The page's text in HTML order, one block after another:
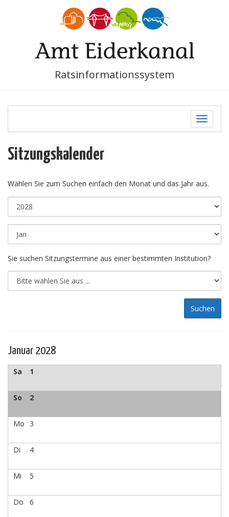
Ratsinformationssystem
Toggle
Sitzungskalender
Wählen Sie zum Suchen einfach den Monat und das Jahr aus.
Sie suchen Sitzungstermine aus einer bestimmten Institution?
Januar 2028
Sa 1
So 2
Mo 3
Di 4
Mi 5
Do 6